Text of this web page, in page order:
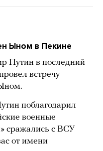
Ыном в Пекине
Путин в последний
встречу
поблагодарил
военные
сражались с ВСУ
от имени